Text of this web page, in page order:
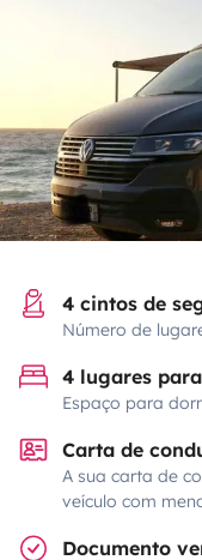
4 cintos de
Número de
4 lugares
Espaço para
Carta de
A sua carta de
veículo com
Documento